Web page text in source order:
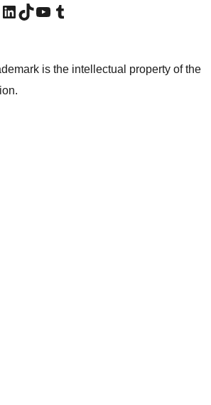
आमच्या लिंक्डइन खात्याला भेट द्या आमच्या टिकटॉक अकाउंटला भेट द्या.आमच्या यूट्यूब चॅनेलला भेट द्या आमच्या टंबलर खात्याला भेट द्या.
is the intellectual property of the